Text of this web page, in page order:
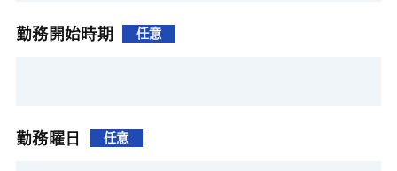
勤務開始時期 任意
勤務曜日 任意